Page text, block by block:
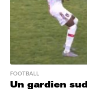
FOOTBALL
Un gardien